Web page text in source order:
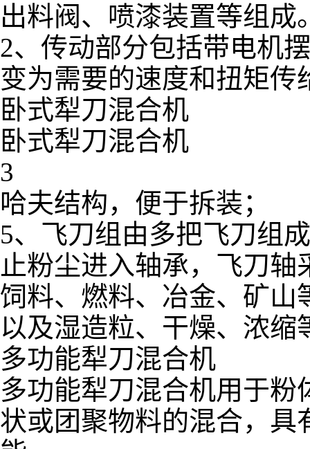
出料阀、喷漆装置等组成
2、传动部分包括带电机
变为需要的速度和扭矩传
卧式犁刀混合机
卧式犁刀混合机
3
哈夫结构，便于拆装；
5、飞刀组由多把飞刀组
止粉尘进入轴承，飞刀
饲料、燃料、冶金、矿山
以及湿造粒、干燥、浓缩
多功能犁刀混合机
多功能犁刀混合机用于
状或团聚物料的混合，具